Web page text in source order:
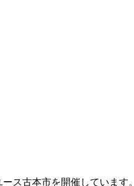
ス古本市を開催しています。